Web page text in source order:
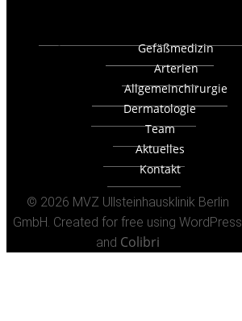
Gefäßmedizin
Arterien
Allgemeinchirurgie
Dermatologie
Team
Aktuelles
Kontakt
© 2026 MVZ Ullsteinhausklinik Berlin
GmbH. Created for free using WordPress
and Colibri